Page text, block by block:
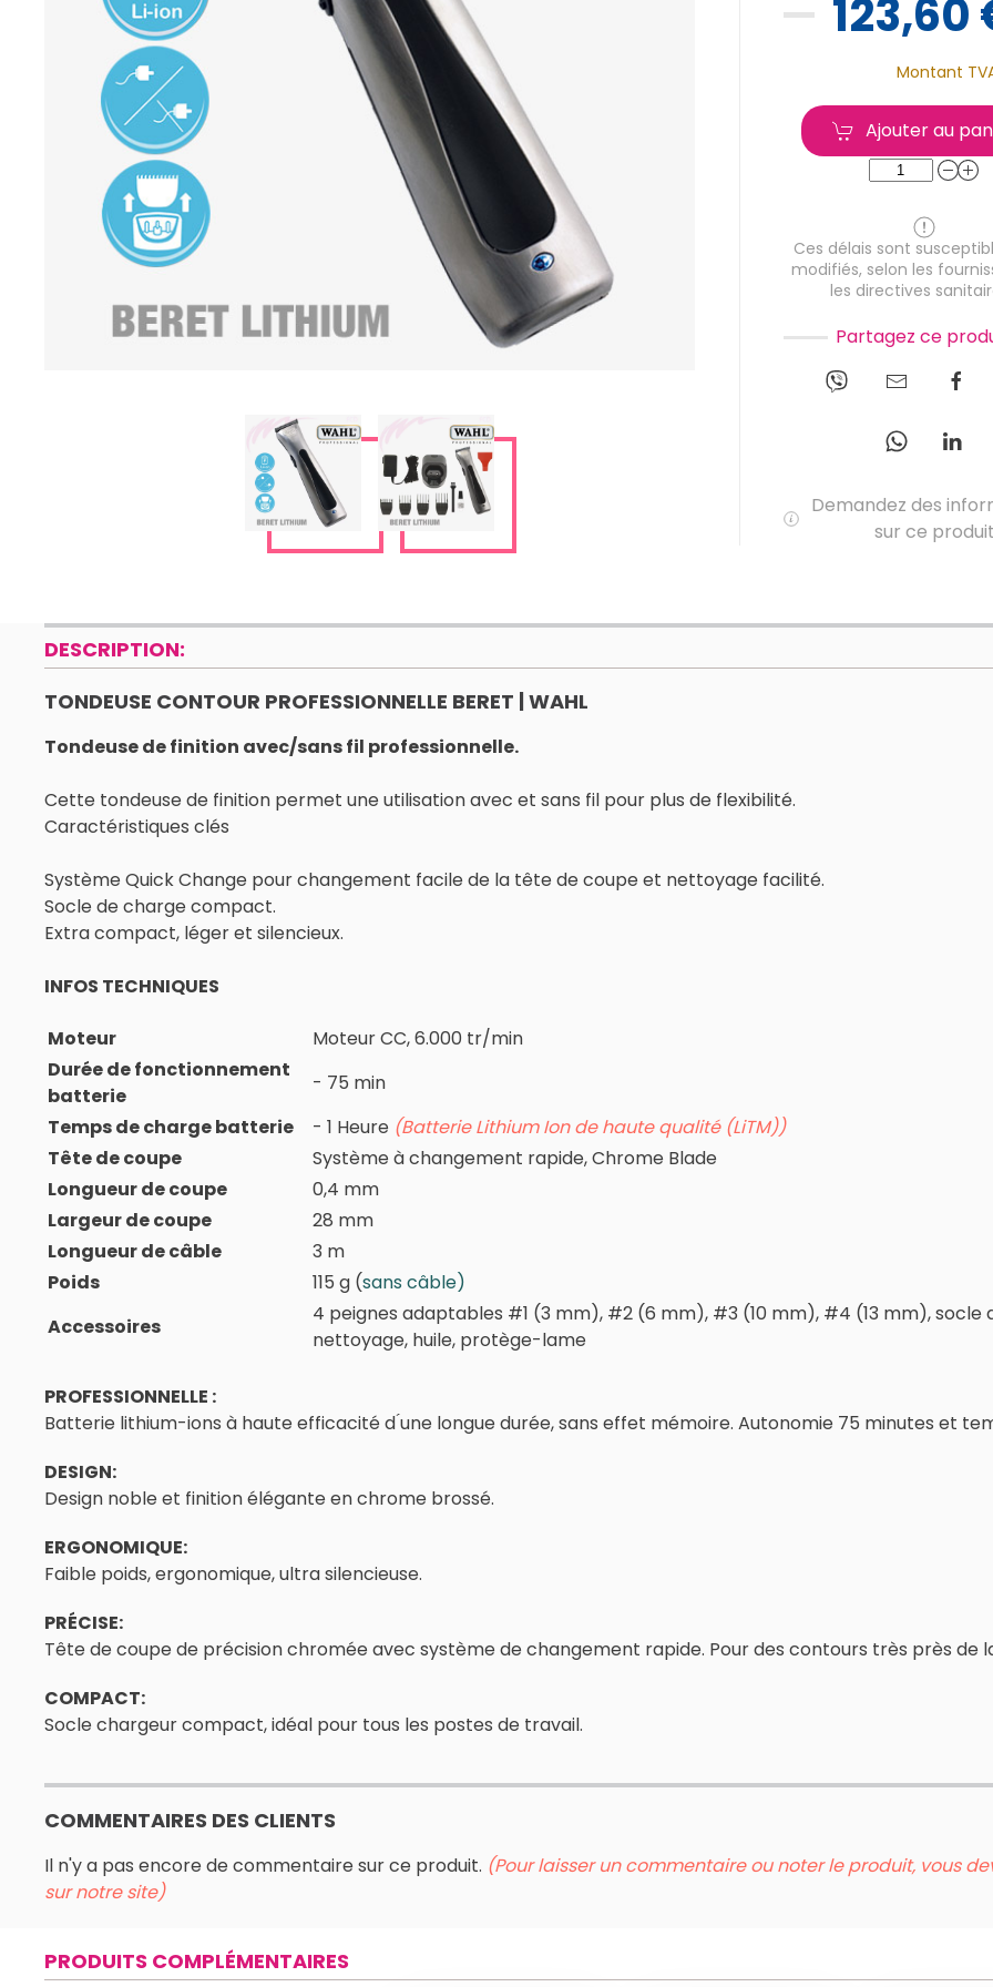
123,60
Montant
Ajouter au
Ces délais sont
modifiés, selon les
les directives
Partagez ce
Demandez des
sur ce
DESCRIPTION:
TONDEUSE CONTOUR PROFESSIONNELLE BERET | WAHL
Tondeuse de finition avec/sans fil professionnelle.
Cette tondeuse de finition permet une utilisation avec et sans fil pour plus de flexibilité.
Caractéristiques clés
Système Quick Change pour changement facile de la tête de coupe et nettoyage facilité.
Socle de charge compact.
Extra compact, léger et silencieux.
INFOS TECHNIQUES
Moteur
Moteur CC, 6.000 tr/min
Durée de fonctionnement
batterie
- 75 min
Temps de charge batterie
- 1 Heure (Batterie Lithium Ion de haute qualité (LiTM))
Tête de coupe
Système à changement rapide, Chrome Blade
Longueur de coupe
0,4 mm
Largeur de coupe
28 mm
Longueur de câble
3 m
Poids
115 g (sans câble)
Accessoires
4 peignes adaptables #1 (3 mm), #2 (6 mm), #3 (10 mm), #4 (13 mm),
nettoyage, huile, protège-lame
PROFESSIONNELLE :
Batterie lithium-ions à haute efficacité d ́une longue durée, sans effet mémoire. Autonomie 75 minutes et
DESIGN:
Design noble et finition élégante en chrome brossé.
ERGONOMIQUE:
Faible poids, ergonomique, ultra silencieuse.
PRÉCISE:
Tête de coupe de précision chromée avec système de changement rapide. Pour des contours très près de
COMPACT:
Socle chargeur compact, idéal pour tous les postes de travail.
COMMENTAIRES DES CLIENTS
Il n'y a pas encore de commentaire sur ce produit. (Pour laisser un commentaire ou noter le produit, vous
sur notre site)
PRODUITS COMPLÉMENTAIRES